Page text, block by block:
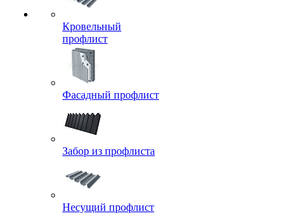
Кровельный
профлист
Фасадный профлист
Забор из профлиста
Несущий профлист